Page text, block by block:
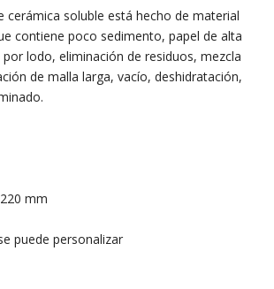
cerámica soluble está hecho de material
contiene poco sedimento, papel de alta
lodo, eliminación de residuos, mezcla
de malla larga, vacío, deshidratación,
mm
puede personalizar